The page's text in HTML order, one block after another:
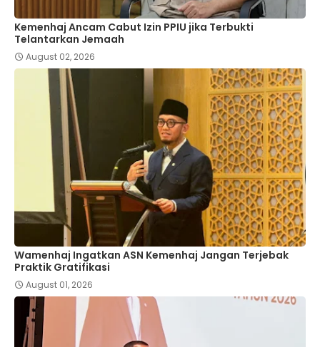
Kemenhaj Ancam Cabut Izin PPIU jika Terbukti
Telantarkan Jemaah
August 02, 2026
Wamenhaj Ingatkan ASN Kemenhaj Jangan Terjebak
Praktik Gratifikasi
August 01, 2026